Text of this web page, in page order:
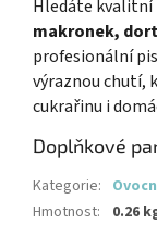
Hledáte kvalitní
makronek,
profesionální
výraznou chutí,
cukrařinu i
Doplňkové
Kategorie:
Hmotnost: 0.26